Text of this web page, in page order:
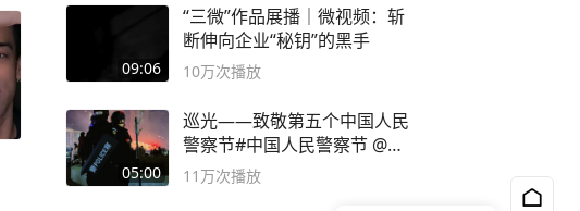
09:06
“三微”作品展播｜微视频：斩
断伸向企业“秘钥”的黑手
10万次播放
05:00
巡光——致敬第五个中国人民
警察节#中国人民警察节 @抖
音小助手
11万次播放